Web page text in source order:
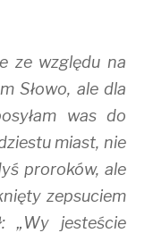
ze względu na
Słowo, ale dla
was do
miast, nie
proroków, ale
zepsuciem
„Wy jesteście